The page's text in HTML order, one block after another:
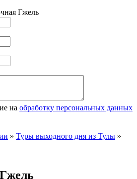
Гжель
на обработку персональных данных
» Туры выходного дня из Тулы »